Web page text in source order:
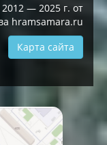
— 2025 г. от
hramsamara.ru
Карта сайта